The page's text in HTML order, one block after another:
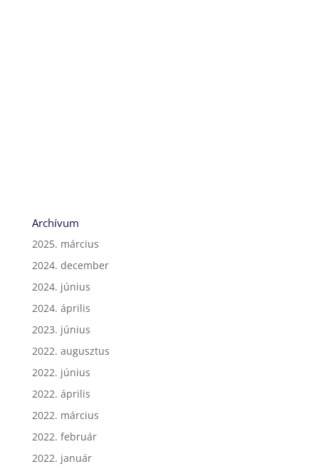
Archívum
2025. március
2024. december
2024. június
2024. április
2023. június
2022. augusztus
2022. június
2022. április
2022. március
2022. február
2022. január